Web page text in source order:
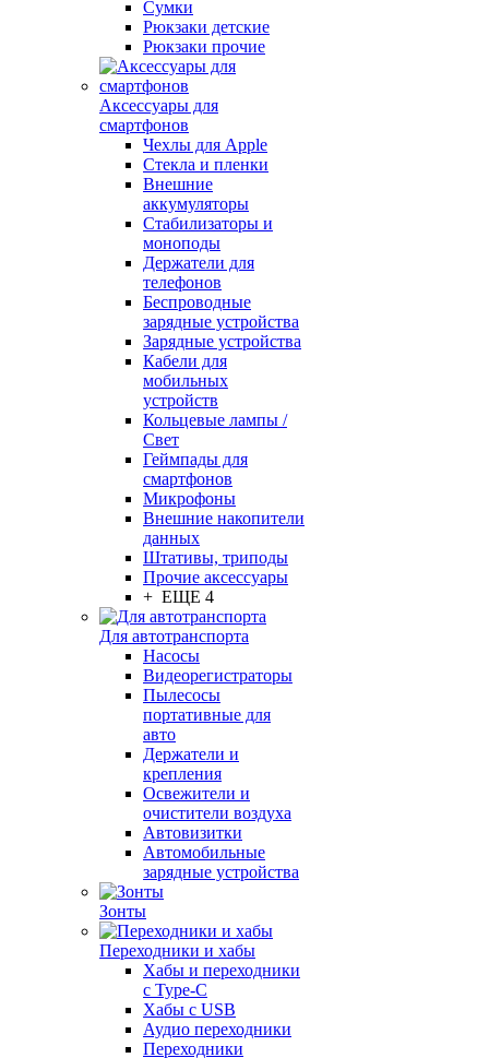
Сумки
Рюкзаки детские
Рюкзаки прочие
Аксессуары для
смартфонов
Чехлы для Apple
Стекла и пленки
Внешние
аккумуляторы
Стабилизаторы и
моноподы
Держатели для
телефонов
Беспроводные
зарядные устройства
Зарядные устройства
Кабели для
мобильных
устройств
Кольцевые лампы /
Свет
Геймпады для
смартфонов
Микрофоны
Внешние накопители
данных
Штативы, триподы
Прочие аксессуары
+ ЕЩЕ 4
Для автотранспорта
Насосы
Видеорегистраторы
Пылесосы
портативные для
авто
Держатели и
крепления
Освежители и
очистители воздуха
Автовизитки
Автомобильные
зарядные устройства
Зонты
Переходники и хабы
Хабы и переходники
с Type-C
Хабы с USB
Аудио переходники
Переходники